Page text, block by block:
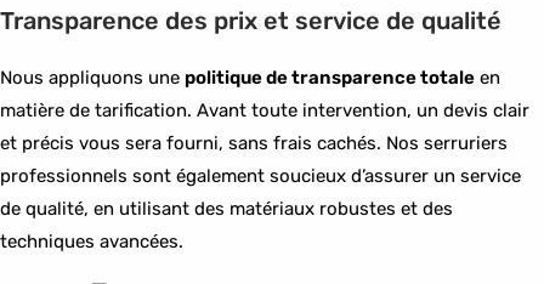
Transparence des prix et service de qualité
Nous appliquons une politique de transparence totale en
matière de tarification. Avant toute intervention, un devis clair
et précis vous sera fourni, sans frais cachés. Nos serruriers
professionnels sont également soucieux d’assurer un service
de qualité, en utilisant des matériaux robustes et des
techniques avancées.